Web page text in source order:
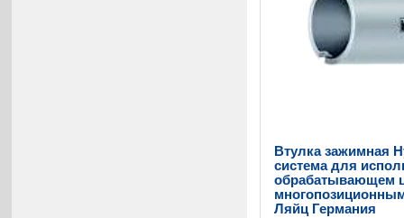
Втулка зажимная
система для
обрабатывающем
Ляйц Германия